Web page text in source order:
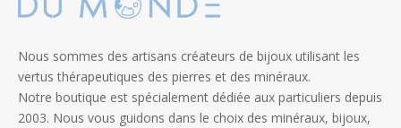
Nous sommes des artisans créateurs de bijoux utilisant les
vertus thérapeutiques des pierres et des minéraux.
Notre boutique est spécialement dédiée aux particuliers depuis
2003. Nous vous guidons dans le choix des minéraux, bijoux,